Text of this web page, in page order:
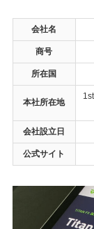
会社名
商号
所在国
本社所在地
会社設立日
公式サイト